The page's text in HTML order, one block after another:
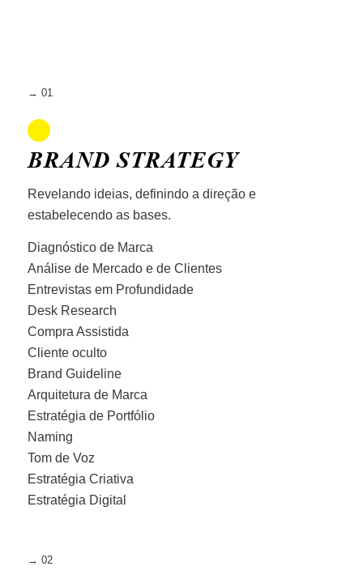
→ 01
BRAND STRATEGY
Revelando ideias, definindo a direção e
estabelecendo as bases.
Diagnóstico de Marca
Análise de Mercado e de Clientes
Entrevistas em Profundidade
Desk Research
Compra Assistida
Cliente oculto
Brand Guideline
Arquitetura de Marca
Estratégia de Portfólio
Naming
Tom de Voz
Estratégia Criativa
Estratégia Digital
→ 02